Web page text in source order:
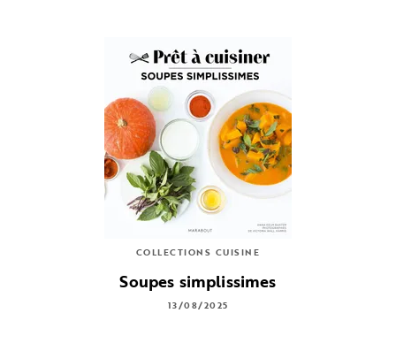
COLLECTIONS CUISINE
Soupes simplissimes
13/08/2025